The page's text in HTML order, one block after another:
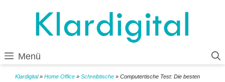
Menü
Klardigital» Home Office » Schreibtische » Computertische Test: Die besten